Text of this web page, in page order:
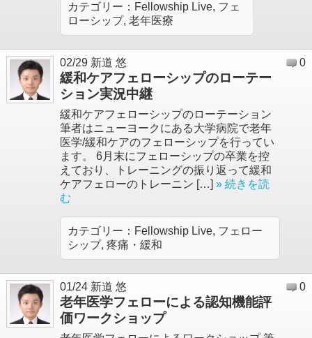
カテゴリー： Fellowship Live, フェ
ローシップ, 老年医療
02/29 新道 悠
緩和ケアフェローシップのローテー
ション実況中継
緩和ケアフェローシップのローテーション
筆者はニューヨークにある大学病院で老年
医学/緩和ケアのフェローシップを行ってい
ます。 6月末にフェローシップの卒業を控
えており、トレーニングの振り返って緩和
ケアフェローのトレーニン […] » 続きを読
む
カテゴリー： Fellowship Live, フェロー
シップ, 疼痛・緩和
0
01/24 新道 悠
老年医学フェローによる認知機能評
価ワークショップ
0